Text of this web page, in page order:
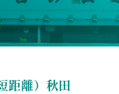
距離）秋田